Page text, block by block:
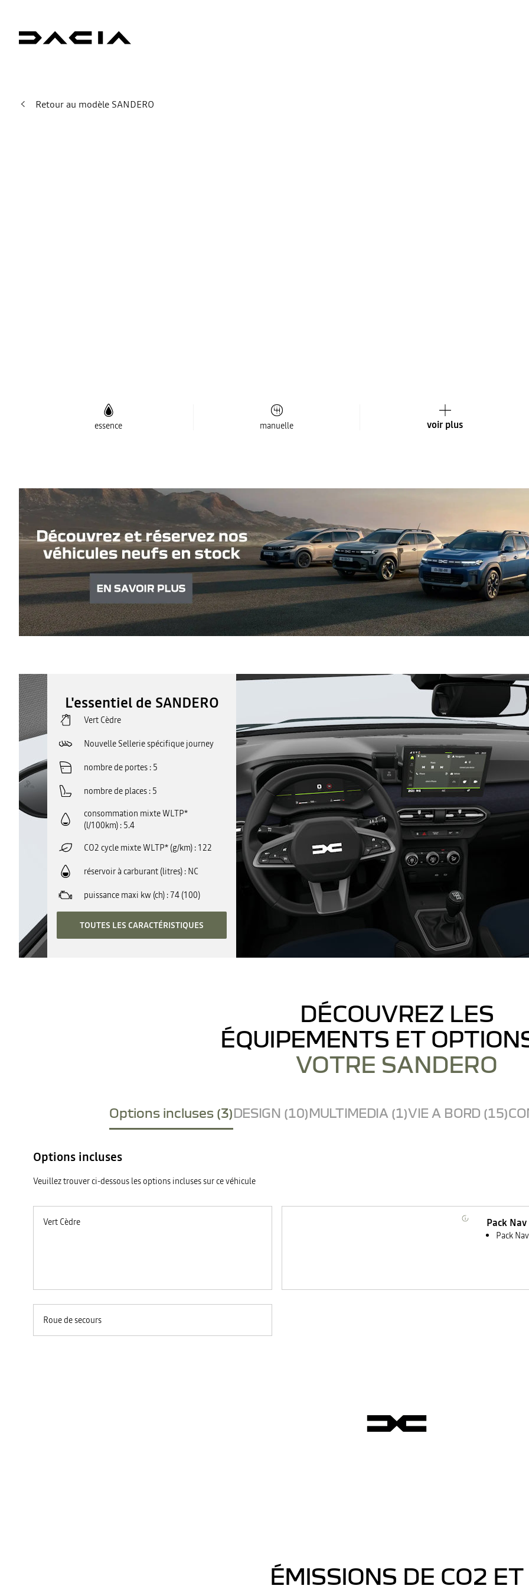
Retour au modèle SANDERO
essence manuelle voir plus
L'essentiel de SANDERO
Vert Cèdre
Nouvelle Sellerie spécifique journey
nombre de portes 5
nombre de places 5
consommation mixte WLTP*
(l/100km) 5.4
CO2 cycle mixte WLTP* (g/km) 122
réservoir à carburant (litres) NC
puissance maxi kw (ch) 74 (100)
TOUTES LES CARACTÉRISTIQUES
DÉCOUVREZ LES
ÉQUIPEMENTS ET
VOTRE SANDERO
Options incluses (3)DESIGN (10)MULTIMEDIA (1)VIE A BORD (15)
Options incluses
Veuillez trouver ci-dessous les options incluses sur ce véhicule
Vert Cèdre Pack Nav
Pack
Roue de secours
ÉMISSIONS DE CO2 ET